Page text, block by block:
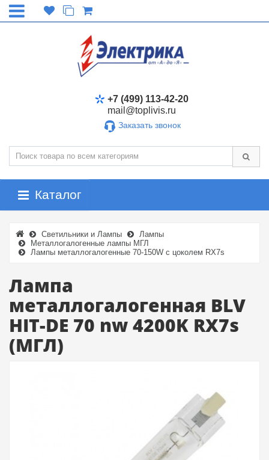
+7 (499) 113-42-20
mail@toplivis.ru
Заказать звонок
Каталог
Светильники и Лампы
Лампы
Металлогалогенные лампы МГЛ
Лампы металлогалогенные 70-150W с цоколем RX7s
Лампа
металлогалогенная BLV
HIT-DE 70 nw 4200K RX7s
(МГЛ)